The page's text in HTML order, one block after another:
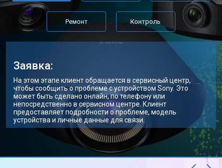
Ремонт Контроль
Заявка:
На этом этапе клиент обращается в сервисный центр,
чтобы сообщить о проблеме с устройством Sony. Это
может быть сделано онлайн, по телефону или
непосредственно в сервисном центре. Клиент
предоставляет подробности о проблеме, модель
устройства и личные данные для связи.